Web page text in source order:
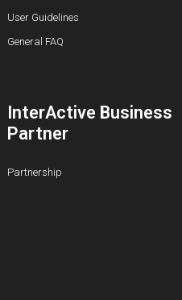
User Guidelines
General FAQ
InterActive Business
Partner
Partnership